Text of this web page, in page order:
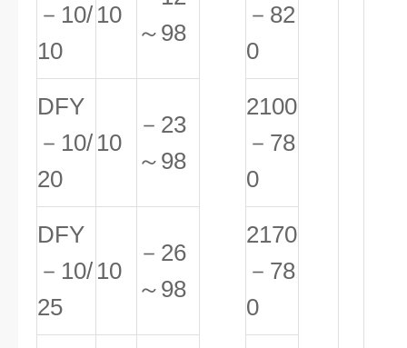
－10/
10
10
～98
－82
0
DFY
－10/
20
10
－23
～98
2100
－78
0
DFY
－10/
25
10
－26
～98
2170
－78
0